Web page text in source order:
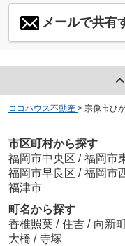
メールで共有
ココハウス不動産 > 宗像市ひ
市区町村から探す
福岡市中央区 / 福岡市
福岡市早良区 / 福岡市
福津市
町名から探す
香椎照葉 / 住吉 / 向新
大橋 / 寺塚